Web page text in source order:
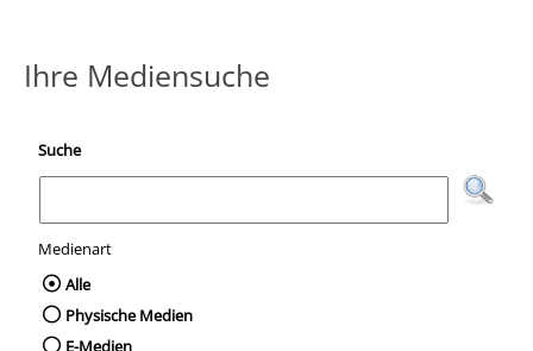
Ihre Mediensuche
Suche
Medienart
Wählen Sie die Medienart nach der Sie
Alle
Physische Medien
E-Medien